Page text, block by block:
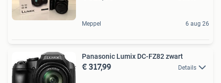
Meppel 6 aug 26
Panasonic Lumix DC-FZ82 zwart
€ 317,99 Details